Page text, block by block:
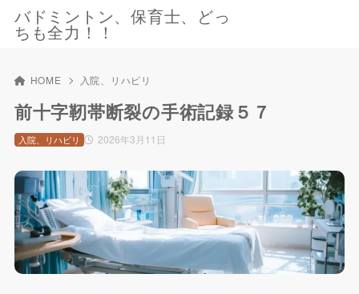
バドミントン、保育士、どっ
ちも全力！！
HOME 入院、リハビリ
前十字靭帯断裂の手術記録５７
2026年3月11日
入院、リハビリ